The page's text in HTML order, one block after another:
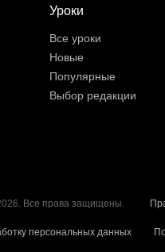
Уроки
Все уроки
Новые
Популярные
Выбор редакции
Все права защищены.
персональных данных